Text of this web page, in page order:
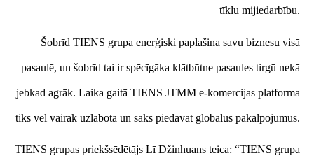
tīklu mijiedarbību.
Šobrīd TIENS grupa enerģiski paplašina savu biznesu visā
pasaulē, un šobrīd tai ir spēcīgāka klātbūtne pasaules tirgū nekā
jebkad agrāk. Laika gaitā TIENS JTMM e-komercijas platforma
tiks vēl vairāk uzlabota un sāks piedāvāt globālus pakalpojumus.
TIENS grupas priekšsēdētājs Lī Džinhuans teica: “TIENS grupa